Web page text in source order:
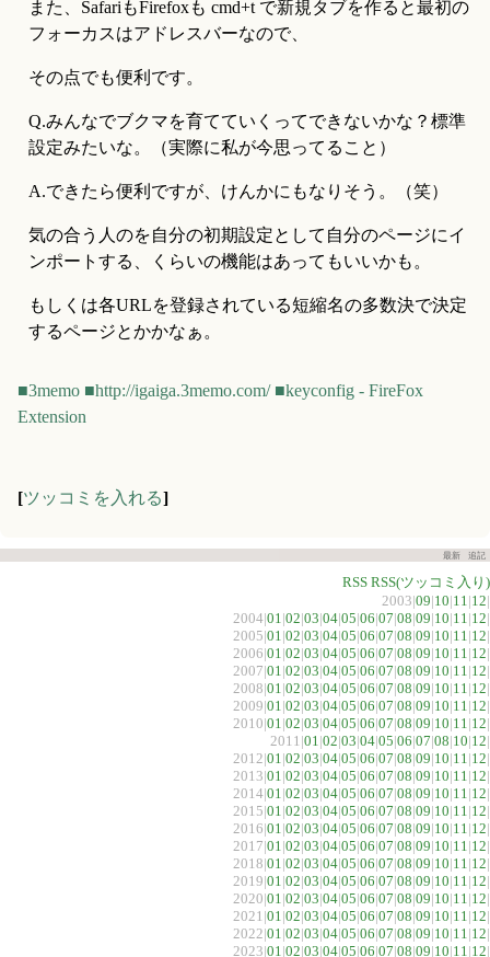
また、SafariもFirefoxも cmd+t で新規タブを作ると最初の
フォーカスはアドレスバーなので、
その点でも便利です。
Q.みんなでブクマを育てていくってできないかな？標準
設定みたいな。（実際に私が今思ってること）
A.できたら便利ですが、けんかにもなりそう。（笑）
気の合う人のを自分の初期設定として自分のページにイ
ンポートする、くらいの機能はあってもいいかも。
もしくは各URLを登録されている短縮名の多数決で決定
するページとかかなぁ。
■3memo ■http://igaiga.3memo.com/ ■keyconfig - FireFox
Extension
[ツッコミを入れる]
最新 追記
RSS RSS(ツッコミ入り)
2003|09|10|11 |12|
2004|01 |02|03|04|05|06|07|08|09|10|11 |12|
2005|01 |02|03|04|05|06|07|08|09|10|11 |12|
2006|01 |02|03|04|05|06|07|08|09|10|11 |12|
2007|01 |02|03|04|05|06|07|08|09|10|11 |12|
2008|01 |02|03|04|05|06|07|08|09|10|11 |12|
2009|01 |02|03|04|05|06|07|08|09|10|11 |12|
2010|01 |02|03|04|05|06|07|08|09|10|11 |12|
2011|01 |02|03|04|05|06|07|08|10|12|
2012|01 |02|03|04|05|06|07|08|09|10|11 |12|
2013|01 |02|03|04|05|06|07|08|09|10|11 |12|
2014|01 |02|03|04|05|06|07|08|09|10|11 |12|
2015|01 |02|03|04|05|06|07|08|09|10|11 |12|
2016|01 |02|03|04|05|06|07|08|09|10|11 |12|
2017|01 |02|03|04|05|06|07|08|09|10|11 |12|
2018|01 |02|03|04|05|06|07|08|09|10|11 |12|
2019|01 |02|03|04|05|06|07|08|09|10|11 |12|
2020|01 |02|03|04|05|06|07|08|09|10|11 |12|
2021|01 |02|03|04|05|06|07|08|09|10|11 |12|
2022|01 |02|03|04|05|06|07|08|09|10|11 |12|
2023|01 |02|03|04|05|06|07|08|09|10|11 |12|